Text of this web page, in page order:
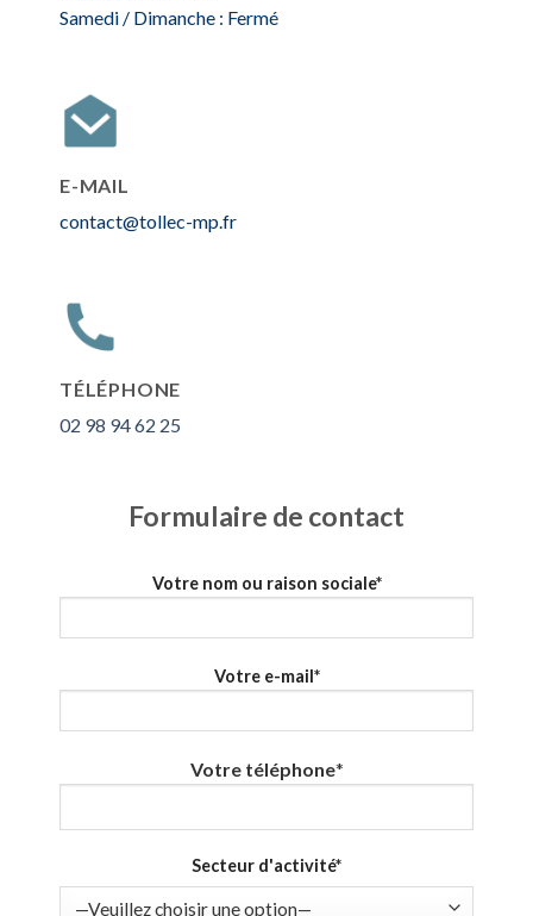
Samedi / Dimanche : Fermé
E-MAIL
contact@tollec-mp.fr
TÉLÉPHONE
02 98 94 62 25
Formulaire de contact
Votre nom ou raison sociale*
Votre e-mail*
Votre téléphone*
Secteur d'activité*